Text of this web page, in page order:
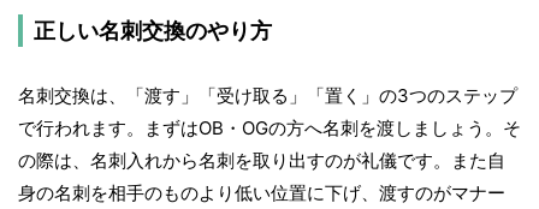
正しい名刺交換のやり方
名刺交換は、「渡す」「受け取る」「置く」の3つのステップ
で行われます。まずはOB・OGの方へ名刺を渡しましょう。そ
の際は、名刺入れから名刺を取り出すのが礼儀です。また自
身の名刺を相手のものより低い位置に下げ、渡すのがマナー